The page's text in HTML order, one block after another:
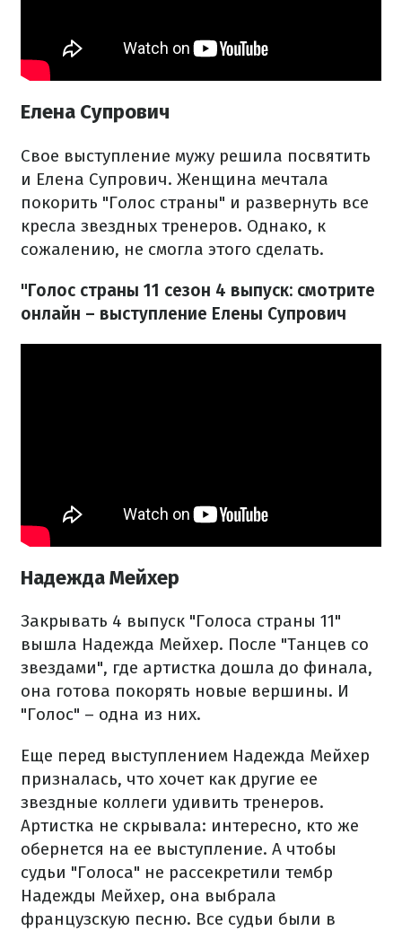
Елена Супрович
Свое выступление мужу решила посвятить
и Елена Супрович. Женщина мечтала
покорить "Голос страны" и развернуть все
кресла звездных тренеров. Однако, к
сожалению, не смогла этого сделать.
"Голос страны 11 сезон 4 выпуск: смотрите
онлайн – выступление Елены Супрович
Надежда Мейхер
Закрывать 4 выпуск "Голоса страны 11"
вышла Надежда Мейхер. После "Танцев со
звездами", где артистка дошла до финала,
она готова покорять новые вершины. И
"Голос" – одна из них.
Еще перед выступлением Надежда Мейхер
призналась, что хочет как другие ее
звездные коллеги удивить тренеров.
Артистка не скрывала: интересно, кто же
обернется на ее выступление. А чтобы
судьи "Голоса" не рассекретили тембр
Надежды Мейхер, она выбрала
французскую песню. Все судьи были в